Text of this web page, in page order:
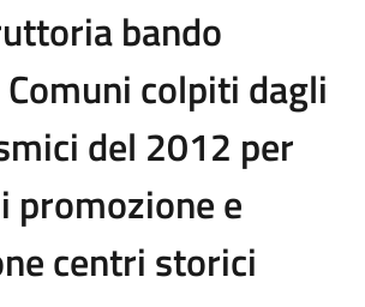
bando
colpiti dagli
del 2012 per
promozione e
centri storici